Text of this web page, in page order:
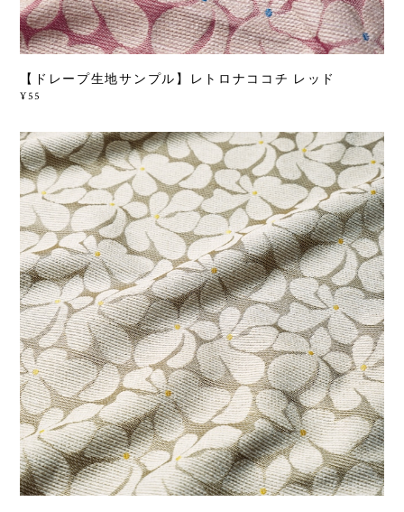
【ドレープ生地サンプル】レトロナココチ レッド
¥55